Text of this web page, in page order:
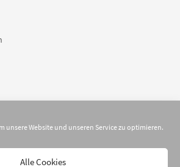
unsere Website und unseren Service zu optimieren.
Alle Cookies